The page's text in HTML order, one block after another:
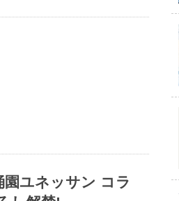
園ユネッサン コラ